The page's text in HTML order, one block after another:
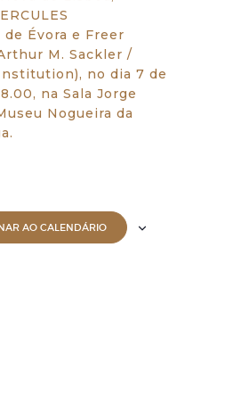
Évora e Freer
M. Sackler /
no dia 7 de
na Sala Jorge
Nogueira da
AO CALENDÁRIO